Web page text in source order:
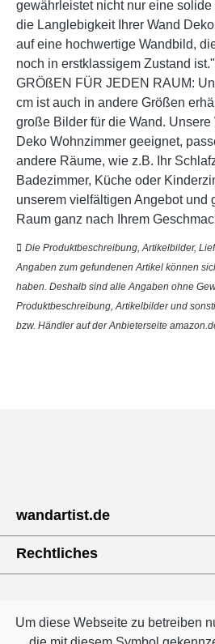
gewährleistet nicht nur eine solide
die Langlebigkeit Ihrer Wand
auf eine hochwertige Wandbild,
noch in erstklassigem Zustand
GRÖßEN FÜR JEDEN RAUM:
cm ist auch in andere Größen
große Bilder für die Wand.
Deko Wohnzimmer geeignet,
andere Räume, wie z.B. Ihr
Badezimmer, Küche oder
unserem vielfältigen Angebot und
Raum ganz nach Ihrem
Die Produktbeschreibung, Artikelbilder,
Angaben zum gefundenen Artikel können
haben. Deshalb sind alle Angaben ohne
Produktbeschreibung, Artikelbilder und
bzw. Händler auf der Anbieterseite
wandartist.de
Rechtliches
Um diese Webseite zu betreiben